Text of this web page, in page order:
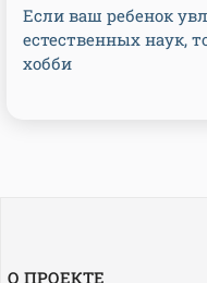
Если ваш ребенок
естественных наук,
хобби
О ПРОЕКТЕ